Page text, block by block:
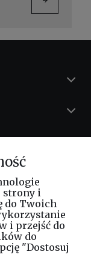
strony i
do Twoich
i przejść do
do
"Dostosuj